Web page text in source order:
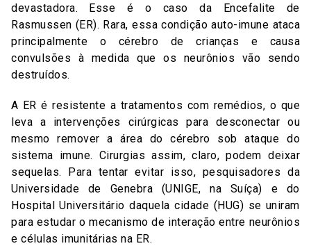
devastadora. Esse é o caso da Encefalite de
Rasmussen (ER). Rara, essa condição auto-imune ataca
principalmente o cérebro de crianças e causa
convulsões à medida que os neurônios vão sendo
destruídos.
A ER é resistente a tratamentos com remédios, o que
leva a intervenções cirúrgicas para desconectar ou
mesmo remover a área do cérebro sob ataque do
sistema imune. Cirurgias assim, claro, podem deixar
sequelas. Para tentar evitar isso, pesquisadores da
Universidade de Genebra (UNIGE, na Suíça) e do
Hospital Universitário daquela cidade (HUG) se uniram
para estudar o mecanismo de interação entre neurônios
e células imunitárias na ER.